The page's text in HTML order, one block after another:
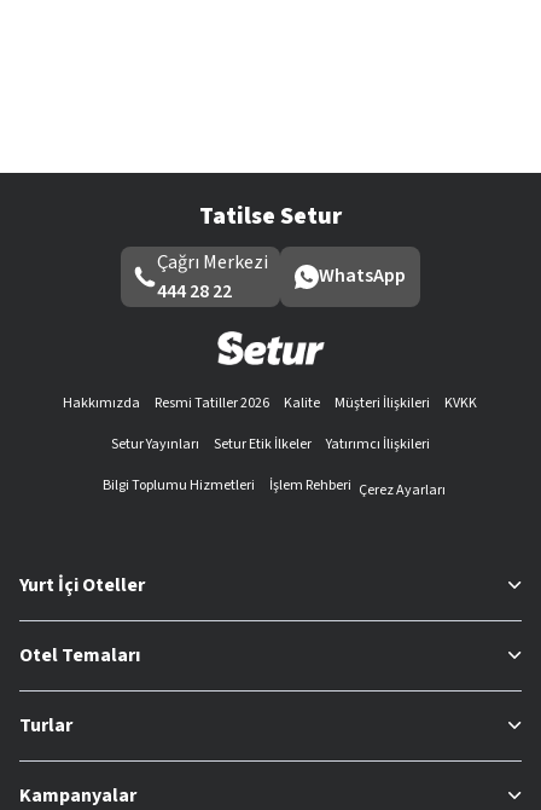
Tatilse Setur
Çağrı Merkezi
444 28 22
WhatsApp
Hakkımızda Resmi Tatiller 2026 Kalite Müşteri İlişkileri
KVKK
Setur Yayınları
Setur Etik İlkeler
Yatırımcı İlişkileri
Bilgi Toplumu Hizmetleri
İşlem Rehberi Çerez Ayarları
Yurt İçi Oteller
Otel Temaları
Turlar
Kampanyalar